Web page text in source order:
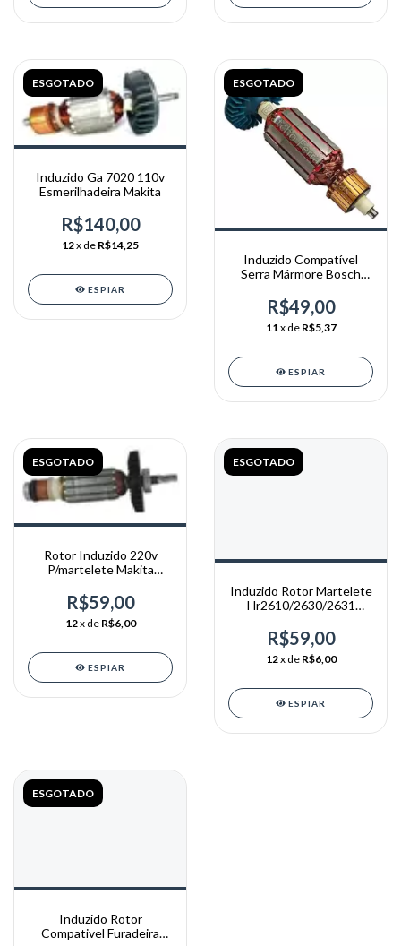
ESGOTADO
Induzido Ga 7020 110v
Esmerilhadeira Makita
R$140,00
12x de R$14,25
ESPIAR
ESGOTADO
Induzido Compatível
Serra Mármore Bosch
R$49,00
11x de R$5,37
ESPIAR
ESGOTADO
Rotor Induzido 220v
P/martelete Makita
R$59,00
12x de R$6,00
ESPIAR
ESGOTADO
Induzido Rotor Martelete
Hr2610/2630/2631
R$59,00
12x de R$6,00
ESPIAR
ESGOTADO
Induzido Rotor
Compativel Furadeira